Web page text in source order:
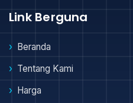
Link Berguna
Beranda
Tentang Kami
Harga